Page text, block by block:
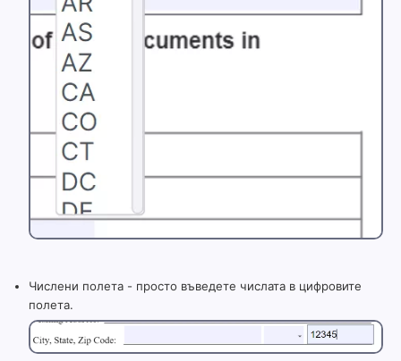
Числени полета - просто въведете числата в цифровите
полета.